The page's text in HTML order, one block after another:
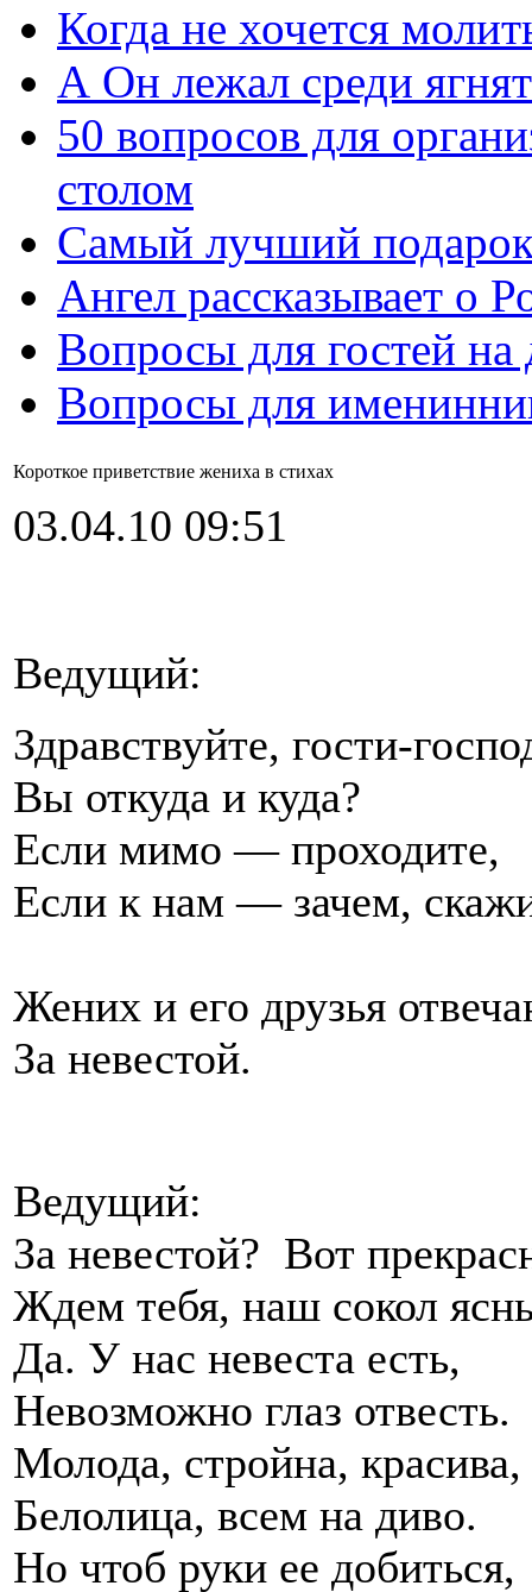
Когда не хочется
А Он лежал среди ягнят
50 вопросов для
столом
Самый лучший
Ангел рассказывает о
Вопросы для гостей
Вопросы для
Короткое приветствие жениха в стихах
03.04.10 09:51
Ведущий:
Здравствуйте, гости-
Вы откуда и куда?
Если мимо — проходите,
Если к нам — зачем,
Жених и его друзья
За невестой.
Ведущий:
За невестой? Вот
Ждем тебя, наш сокол
Да. У нас невеста есть,
Невозможно глаз отвесть.
Молода, стройна, красива,
Белолица, всем на диво.
Но чтоб руки ее добиться,